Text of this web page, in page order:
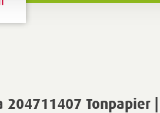
204711407